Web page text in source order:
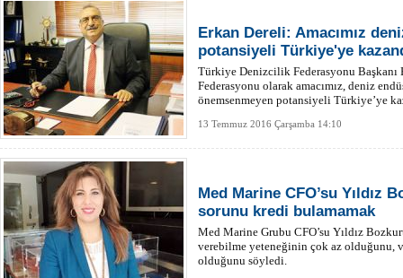
Erkan Dereli: Amacımız
potansiyeli Türkiye'ye
Türkiye Denizcilik Federasyonu
Federasyonu olarak amacımız, deniz
önemsenmeyen potansiyeli Türkiye’ye
13 Temmuz 2016 Çarşamba 14:10
Med Marine CFO’su Yıldız
sorunu kredi bulamamak
Med Marine Grubu CFO’su Yıldız
verebilme yeteneğinin çok az olduğunu,
olduğunu söyledi.